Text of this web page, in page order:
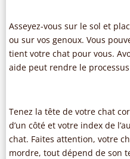
Asseyez-vous sur le sol et
ou sur vos genoux. Vous
tient votre chat pour vous.
aide peut rendre le
Tenez la tête de votre chat
d’un côté et votre index de
chat. Faites attention, votre
mordre, tout dépend de son